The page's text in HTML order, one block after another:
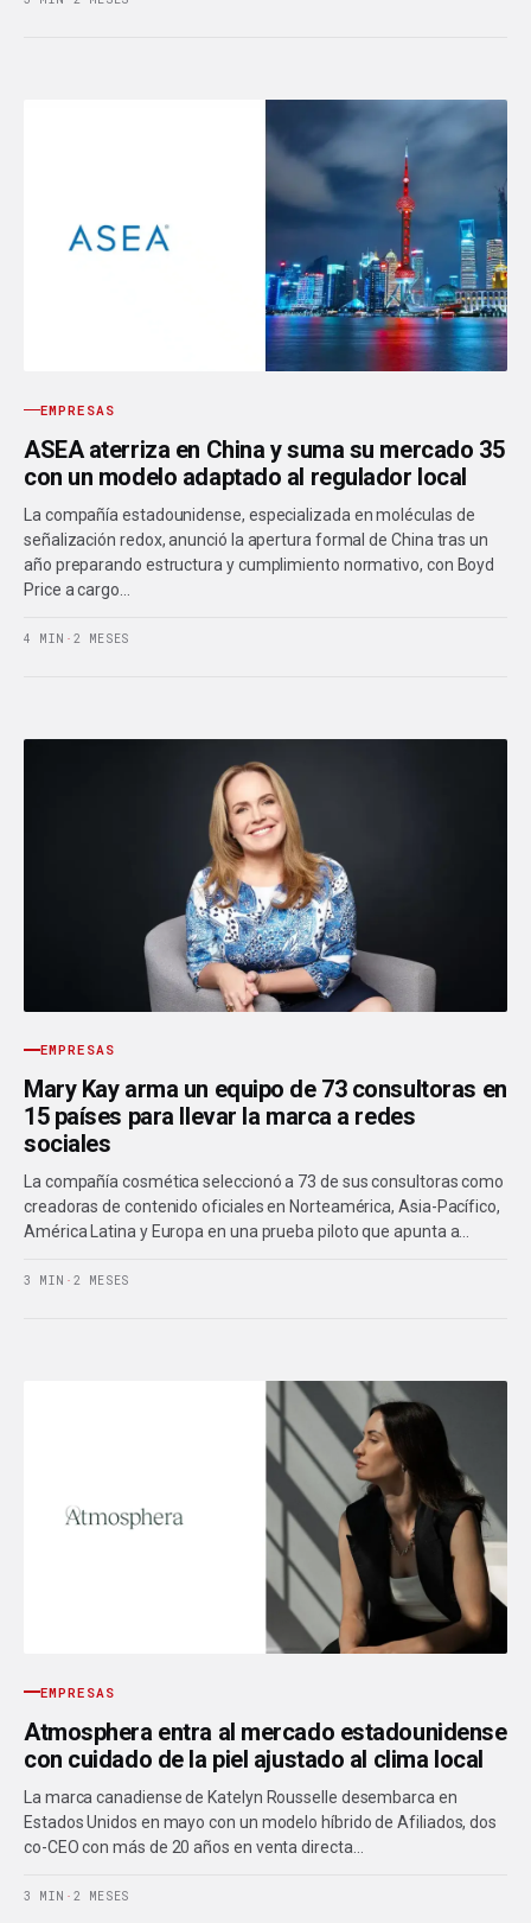
EMPRESAS
ASEA aterriza en China y suma su mercado 35
con un modelo adaptado al regulador local
La compañía estadounidense, especializada en moléculas de
señalización redox, anunció la apertura formal de China tras un
año preparando estructura y cumplimiento normativo, con Boyd
Price a cargo…
4 MIN · 2 MESES
EMPRESAS
Mary Kay arma un equipo de 73 consultoras en
15 países para llevar la marca a redes
sociales
La compañía cosmética seleccionó a 73 de sus consultoras como
creadoras de contenido oficiales en Norteamérica, Asia-Pacífico,
América Latina y Europa en una prueba piloto que apunta a…
3 MIN · 2 MESES
EMPRESAS
Atmosphera entra al mercado estadounidense
con cuidado de la piel ajustado al clima local
La marca canadiense de Katelyn Rousselle desembarca en
Estados Unidos en mayo con un modelo híbrido de Afiliados, dos
co-CEO con más de 20 años en venta directa…
3 MIN · 2 MESES